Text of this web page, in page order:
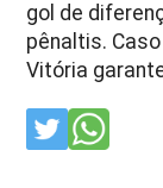
gol de
pênaltis.
Vitória